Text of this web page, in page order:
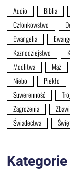
Audio Biblia
Członkowstwo
Ewangelia
Kaznodziejstwo
Modlitwa
Mąż
Niebo
Piekło
Suwerenność
Zagrożenia
Świadectwa
Kategorie